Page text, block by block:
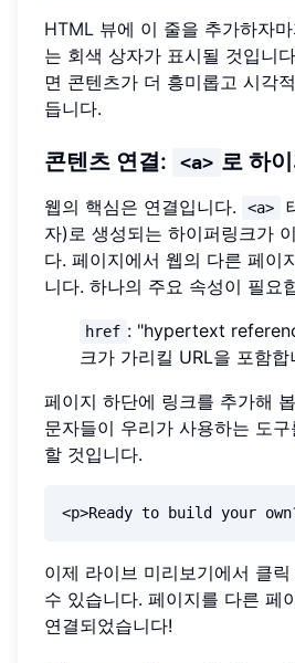
HTML 뷰에 이 줄을 추가하자
는 회색 상자가 표시될 것입니
면 콘텐츠가 더 흥미롭고 시각
듭니다.
콘텐츠 연결: <a> 로 하
웹의 핵심은 연결입니다. <a>
자)로 생성되는 하이퍼링크가
다. 페이지에서 웹의 다른 페이
니다. 하나의 주요 속성이 필요
href : "hypertext
크가 가리킬 URL을 포함합
페이지 하단에 링크를 추가해
문자들이 우리가 사용하는 도
할 것입니다.
이제 라이브 미리보기에서 클
수 있습니다. 페이지를 다른 페
연결되었습니다!